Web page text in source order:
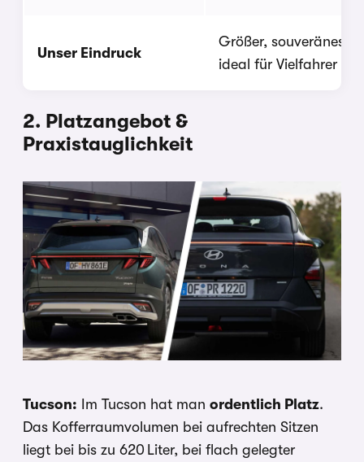
Unser Eindruck
Größer, souveränes
ideal für Vielfahrer
2. Platzangebot &
Praxistauglichkeit
Tucson: Im Tucson hat man ordentlich Platz.
Das Kofferraumvolumen bei aufrechten Sitzen
liegt bei bis zu 620 Liter, bei flach gelegter